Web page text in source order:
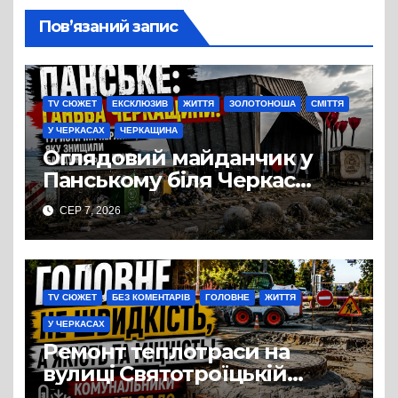
Пов’язаний запис
TV СЮЖЕТ ЕКСКЛЮЗИВ ЖИТТЯ ЗОЛОТОНОША СМІТТЯ
У ЧЕРКАСАХ ЧЕРКАЩИНА
Оглядовий майданчик у
Панському біля Черкас
перетворився на занедбане
сміттєзвалище
СЕР 7, 2026
TV СЮЖЕТ БЕЗ КОМЕНТАРІВ ГОЛОВНЕ ЖИТТЯ
У ЧЕРКАСАХ
Ремонт теплотраси на
вулиці Святотроїцькій